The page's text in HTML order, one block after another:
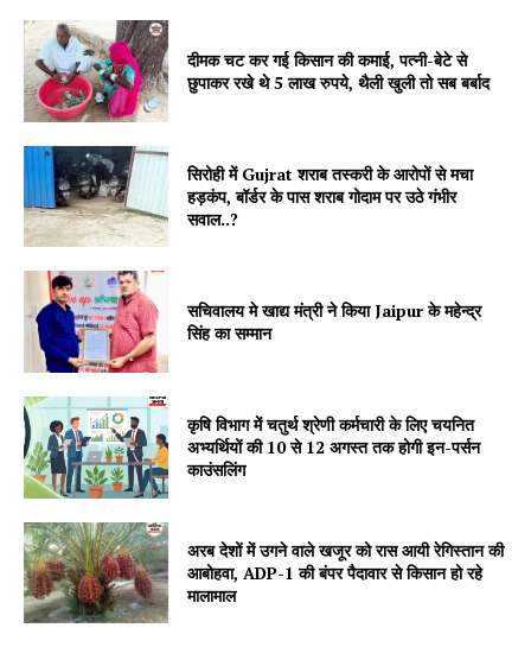
SUBSCRIBE NOW
Company
Contact us
Subscription Plans
My account
दीमक चट कर गई किसान की कमाई, पत्नी-बेटे से
छुपाकर रखे थे 5 लाख रुपये, थैली खुली तो सब बर्बाद
सिरोही में Gujrat शराब तस्करी के आरोपों से मचा
हड़कंप, बॉर्डर के पास शराब गोदाम पर उठे गंभीर
सवाल..?
सचिवालय मे खाद्य मंत्री ने किया Jaipur के महेन्द्र
सिंह का सम्मान
कृषि विभाग में चतुर्थ श्रेणी कर्मचारी के लिए चयनित
अभ्यर्थियों की 10 से 12 अगस्त तक होगी इन-पर्सन
काउंसलिंग
अरब देशों में उगने वाले खजूर को रास आयी रेगिस्तान की
आबोहवा, ADP-1 की बंपर पैदावार से किसान हो रहे
मालामाल